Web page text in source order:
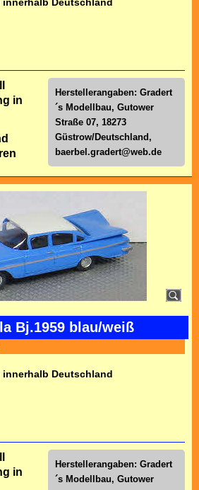
Herstellerangaben: Gradert
´s Modellbau, Gutower
Straße 07, 18273
Güstrow/Deutschland,
baerbel.gradert@web.de
in
Bj.1959 blau/weiß
innerhalb Deutschland
Herstellerangaben: Gradert
´s Modellbau, Gutower
in